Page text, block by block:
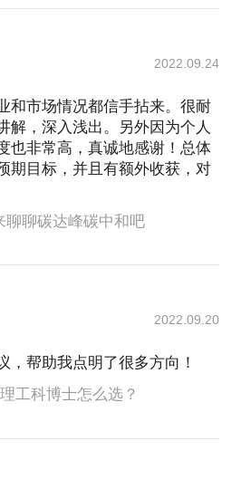
2022.09.24
和市场情况都信手拈来。很耐
解，深入浅出。另外因为个人
也非常高，真诚地感谢！总体
期目标，并且有额外收获，对
聊聊碳达峰碳中和吧
2022.09.20
，帮助我点明了很多方向！
工科博士怎么选？